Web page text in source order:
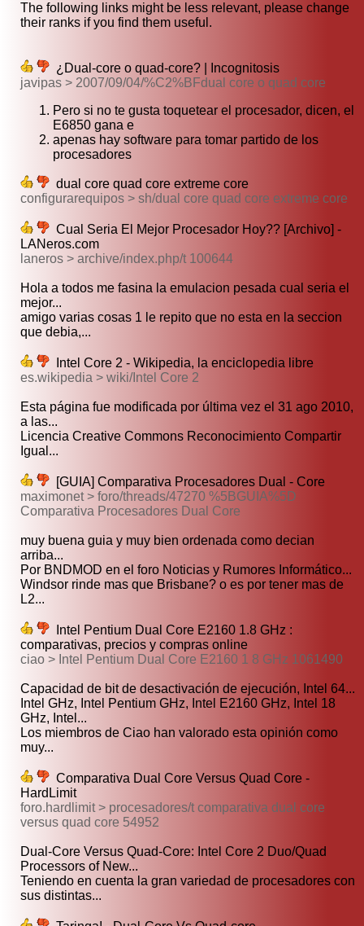
The following links might be less relevant, please change
their ranks if you find them useful.
¿Dual-core o quad-core? | Incognitosis
javipas > 2007/09/04/%C2%BFdual core o quad core
Pero si no te gusta toquetear el procesador, dicen, el
E6850 gana e
apenas hay software para tomar partido de los
procesadores
dual core quad core extreme core
configurarequipos > sh/dual core quad core extreme core
Cual Seria El Mejor Procesador Hoy?? [Archivo] -
LANeros.com
laneros > archive/index.php/t 100644
Hola a todos me fasina la emulacion pesada cual seria el
mejor...
amigo varias cosas 1 le repito que no esta en la seccion
que debia,...
Intel Core 2 - Wikipedia, la enciclopedia libre
es.wikipedia > wiki/Intel Core 2
Esta página fue modificada por última vez el 31 ago 2010,
a las...
Licencia Creative Commons Reconocimiento Compartir
Igual...
[GUIA] Comparativa Procesadores Dual - Core
maximonet > foro/threads/47270 %5BGUIA%5D
Comparativa Procesadores Dual Core
muy buena guia y muy bien ordenada como decian
arriba...
Por BNDMOD en el foro Noticias y Rumores Informático...
Windsor rinde mas que Brisbane? o es por tener mas de
L2...
Intel Pentium Dual Core E2160 1.8 GHz :
comparativas, precios y compras online
ciao > Intel Pentium Dual Core E2160 1 8 GHz 1061490
Capacidad de bit de desactivación de ejecución, Intel 64...
Intel GHz, Intel Pentium GHz, Intel E2160 GHz, Intel 18
GHz, Intel...
Los miembros de Ciao han valorado esta opinión como
muy...
Comparativa Dual Core Versus Quad Core -
HardLimit
foro.hardlimit > procesadores/t comparativa dual core
versus quad core 54952
Dual-Core Versus Quad-Core: Intel Core 2 Duo/Quad
Processors of New...
Teniendo en cuenta la gran variedad de procesadores con
sus distintas...